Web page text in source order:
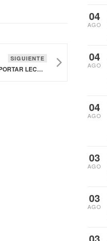
SIGUIENTE
ESTADOS UNIDOS PODRÁ EXPORTAR LECHE EN POLVO SIN LÍMITES A COLOMBIA
04
AGO
04
AGO
04
AGO
03
AGO
03
AGO